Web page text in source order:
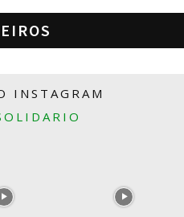
INSTAGRAM